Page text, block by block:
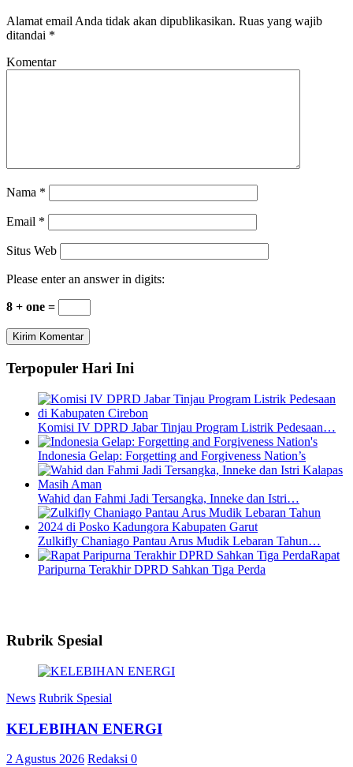
Alamat email Anda tidak akan dipublikasikan. Ruas yang wajib
ditandai *
Komentar
Nama *
Email *
Situs Web
Please enter an answer in digits:
8 + one =
Terpopuler Hari Ini
Komisi IV DPRD Jabar Tinjau Program Listrik Pedesaan…
Indonesia Gelap: Forgetting and Forgiveness Nation’s
Wahid dan Fahmi Jadi Tersangka, Inneke dan Istri…
Zulkifly Chaniago Pantau Arus Mudik Lebaran Tahun…
Rapat
Paripurna Terakhir DPRD Sahkan Tiga Perda
Rubrik Spesial
News Rubrik Spesial
KELEBIHAN ENERGI
2 Agustus 2026 Redaksi 0